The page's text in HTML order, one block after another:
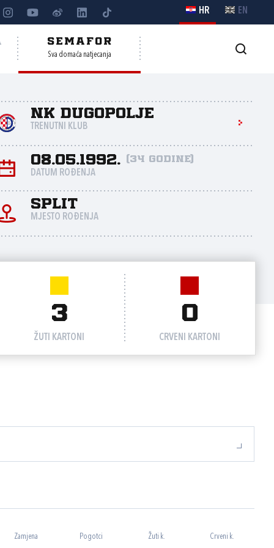
HR EN
SEMAFOR
Sva domaća natjecanja
NK Dugopolje
TRENUTNI KLUB
08.05.1992. (34 godine)
DATUM ROĐENJA
Split
MJESTO ROĐENJA
3
ŽUTI KARTONI
0
CRVENI KARTONI
Zamjena Pogotci Žuti k. Crveni k.